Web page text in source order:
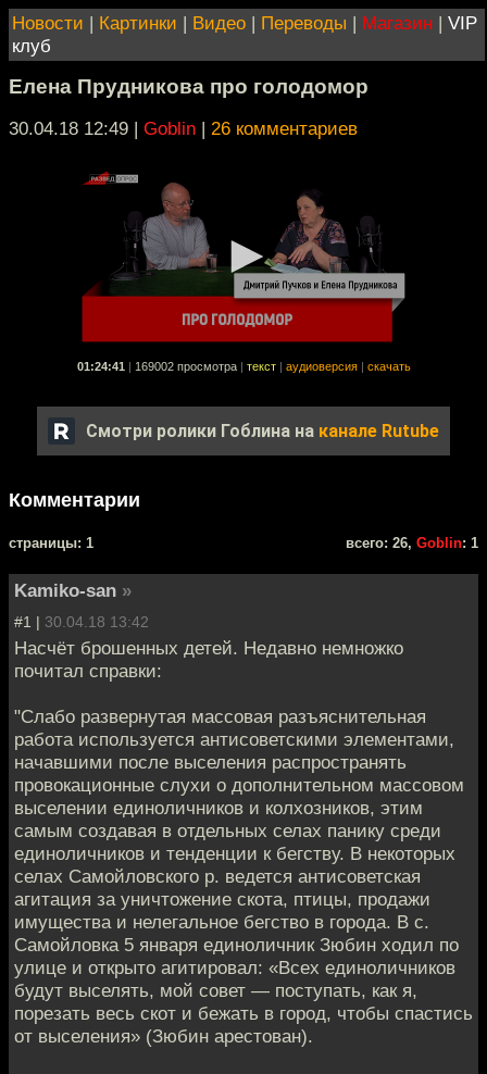
Новости | Картинки | Видео | Переводы | Магазин | VIP
клуб
Елена Прудникова про голодомор
30.04.18 12:49 | Goblin | 26 комментариев
01:24:41 169002 просмотра текст аудиоверсия скачать
Смотри ролики Гоблина на канале Rutube
Комментарии
cтраницы: 1 всего: 26, Goblin: 1
Kamiko-san »
#1 | 30.04.18 13:42
Насчёт брошенных детей. Недавно немножко
почитал справки:
"Слабо развернутая массовая разъяснительная
работа используется антисоветскими элементами,
начавшими после выселения распространять
провокационные слухи о дополнительном массовом
выселении единоличников и колхозников, этим
самым создавая в отдельных селах панику среди
единоличников и тенденции к бегству. В некоторых
селах Самойловского р. ведется антисоветская
агитация за уничтожение скота, птицы, продажи
имущества и нелегальное бегство в города. В с.
Самойловка 5 января единоличник Зюбин ходил по
улице и открыто агитировал: «Всех единоличников
будут выселять, мой совет — поступать, как я,
порезать весь скот и бежать в город, чтобы спастись
от выселения» (Зюбин арестован).